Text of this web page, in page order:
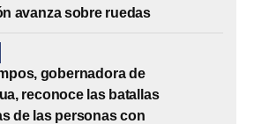
avanza sobre ruedas
gobernadora de
reconoce las batallas
de las personas con